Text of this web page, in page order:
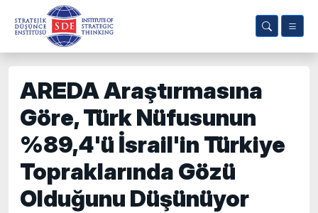
AREDA Araştırmasına
Göre, Türk Nüfusunun
%89,4'ü İsrail'in Türkiye
Topraklarında Gözü
Olduğunu Düşünüyor